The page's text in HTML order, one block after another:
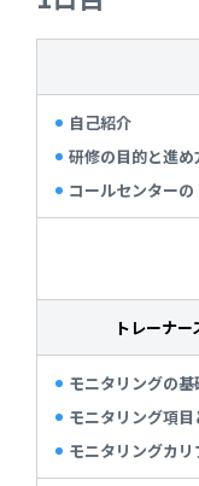
自己紹介
研修の目的と進め
コールセンター
トレーナ
モニタリングの基
モニタリング項
モニタリングカ